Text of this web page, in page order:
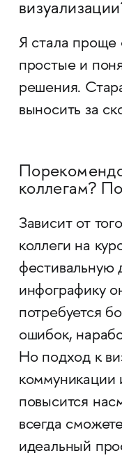
Я стала проще
простые и
решения.
выносить за
коллегам?
Зависит от
коллеги на
фестивальную
инфографику
потребуется
ошибок,
Но подход к
коммуникации
повысится
всегда
идеальный